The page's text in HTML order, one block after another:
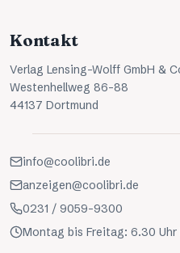
Kontakt
Verlag Lensing-Wolff GmbH &
Westenhellweg 86-88
44137 Dortmund
info@coolibri.de
anzeigen@coolibri.de
0231 / 9059-9300
Montag bis Freitag: 6.30 Uhr